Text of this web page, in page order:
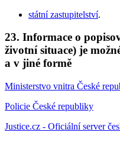
státní zastupitelství.
23. Informace o
životní situace) je
a v jiné formě
Ministerstvo vnitra České
Policie České republiky
Justice.cz - Oficiální server